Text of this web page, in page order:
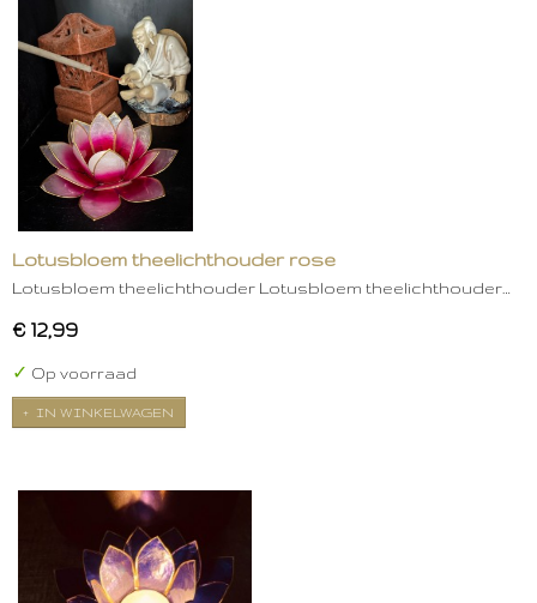
Lotusbloem theelichthouder rose
Lotusbloem theelichthouder Lotusbloem theelichthouder…
€ 12,99
✓ Op voorraad
IN WINKELWAGEN